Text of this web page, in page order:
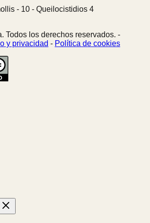
- 10 - Queilocistidios 4
Todos los derechos reservados. -
y privacidad - Política de cookies